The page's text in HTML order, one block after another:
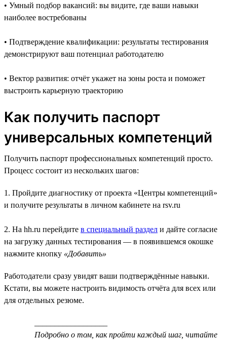
• Умный подбор вакансий: вы видите, где ваши навыки
наиболее востребованы
• Подтверждение квалификации: результаты тестирования
демонстрируют ваш потенциал работодателю
• Вектор развития: отчёт укажет на зоны роста и поможет
выстроить карьерную траекторию
Как получить паспорт
универсальных компетенций
Получить паспорт профессиональных компетенций просто.
Процесс состоит из нескольких шагов:
1. Пройдите диагностику от проекта «Центры компетенций»
и получите результаты в личном кабинете на rsv.ru
2. На hh.ru перейдите в специальный раздел и дайте согласие
на загрузку данных тестирования — в появившемся окошке
нажмите кнопку «Добавить»
Работодатели сразу увидят ваши подтверждённые навыки.
Кстати, вы можете настроить видимость отчёта для всех или
для отдельных резюме.
Подробно о том, как пройти каждый шаг, читайте